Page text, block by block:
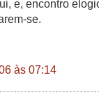
e, encontro
se.
às 07:14